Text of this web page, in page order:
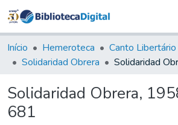
&
Coleções
Tudo na
Digital
Início Hemeroteca
Solidaridad Obrera
Solidaridad Obrera,
681